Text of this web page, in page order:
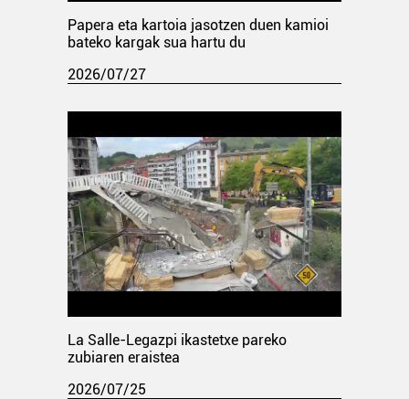
Papera eta kartoia jasotzen duen kamioi
bateko kargak sua hartu du
2026/07/27
La Salle-Legazpi ikastetxe pareko
zubiaren eraistea
2026/07/25